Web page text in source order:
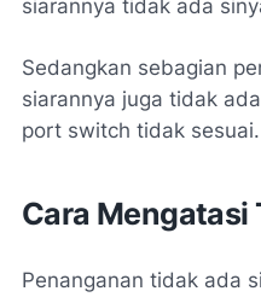
siarannya tidak ada
Sedangkan sebagian
siarannya juga tidak
port switch tidak sesuai.
Cara Mengatasi
Penanganan tidak ada